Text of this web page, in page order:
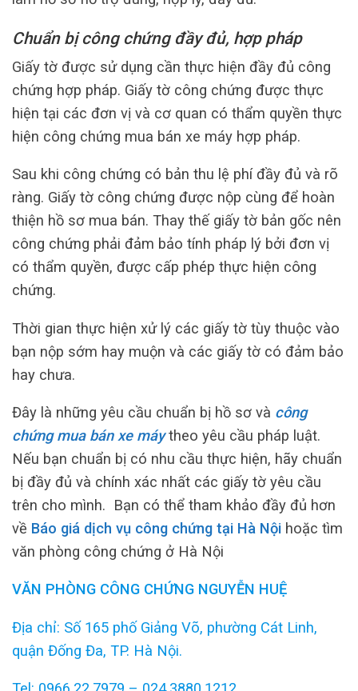
Chuẩn bị công chứng đầy đủ, hợp pháp
Giấy tờ được sử dụng cần thực hiện đầy đủ công
chứng hợp pháp. Giấy tờ công chứng được thực
hiện tại các đơn vị và cơ quan có thẩm quyền thực
hiện công chứng mua bán xe máy hợp pháp.
Sau khi công chứng có bản thu lệ phí đầy đủ và rõ
ràng. Giấy tờ công chứng được nộp cùng để hoàn
thiện hồ sơ mua bán. Thay thế giấy tờ bản gốc nên
công chứng phải đảm bảo tính pháp lý bởi đơn vị
có thẩm quyền, được cấp phép thực hiện công
chứng.
Thời gian thực hiện xử lý các giấy tờ tùy thuộc vào
bạn nộp sớm hay muộn và các giấy tờ có đảm bảo
hay chưa.
Đây là những yêu cầu chuẩn bị hồ sơ và công
chứng mua bán xe máytheo yêu cầu pháp luật.
Nếu bạn chuẩn bị có nhu cầu thực hiện, hãy chuẩn
bị đầy đủ và chính xác nhất các giấy tờ yêu cầu
trên cho mình. Bạn có thể tham khảo đầy đủ hơn
về Báo giá dịch vụ công chứng tại Hà Nội hoặc tìm
văn phòng công chứng ở Hà Nội
VĂN PHÒNG CÔNG CHỨNG NGUYỄN HUỆ
Địa chỉ: Số 165 phố Giảng Võ, phường Cát Linh,
quận Đống Đa, TP. Hà Nội.